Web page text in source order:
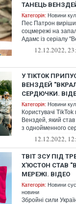
ТАНЕЦЬ
Категорія: Новини
Пес Патрон
соцмережі на
Адамс із серіалу
пісню Леді Гаги
12.12.2022,
У TIKTOK
ВЕНЗДЕЙ
СЕРДЮЧКИ.
Категорія: Новини
Користувачі
Венздей, який став
з однойменного
натхненний
12.12.2022,
ТВІТ ЗСУ ПІД
Х'ЮСТОН СТАВ
МЕРЕЖІ. ВІДЕО
Категорія: Новини
новини
Збройні сили